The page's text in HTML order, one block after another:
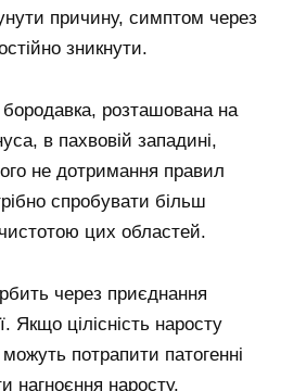
причину, симптом через
зникнути.
розташована на
в пахвовій западині,
не дотримання правил
спробувати більш
цих областей.
через приєднання
Якщо цілісність наросту
потрапити патогенні
нагноєння наросту.